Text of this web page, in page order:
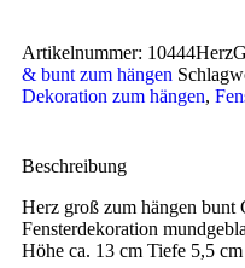
Artikelnummer:
& bunt zum hängen
Dekoration zum hängen,
Beschreibung
Herz groß zum hängen bunt
Fensterdekoration
Höhe ca. 13 cm Tiefe 5,5 cm